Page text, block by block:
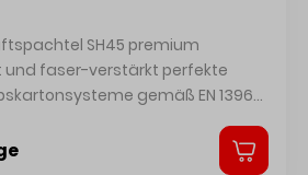
SH45 premium
faser-verstärkt perfekte
gemäß EN 13963
Bewehrungsstreifen
ausziehbar für ansatzfreies